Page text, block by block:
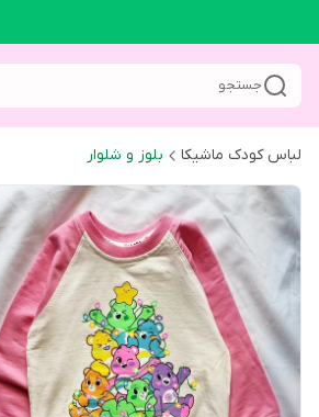
جستجو
لباس کودک ماشیکا بلوز و شلوار